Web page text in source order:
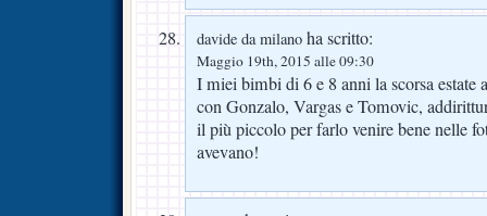
davide da milano ha scritto:
Maggio 19th, 2015 alle 09:30
I miei bimbi di 6 e 8 anni la scorsa estate
con Gonzalo, Vargas e Tomovic,
il più piccolo per farlo venire bene nelle
avevano!